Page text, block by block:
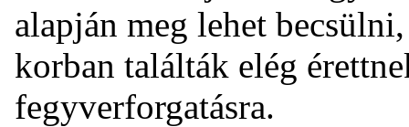
alapján meg lehet
korban találták elég
fegyverforgatásra.